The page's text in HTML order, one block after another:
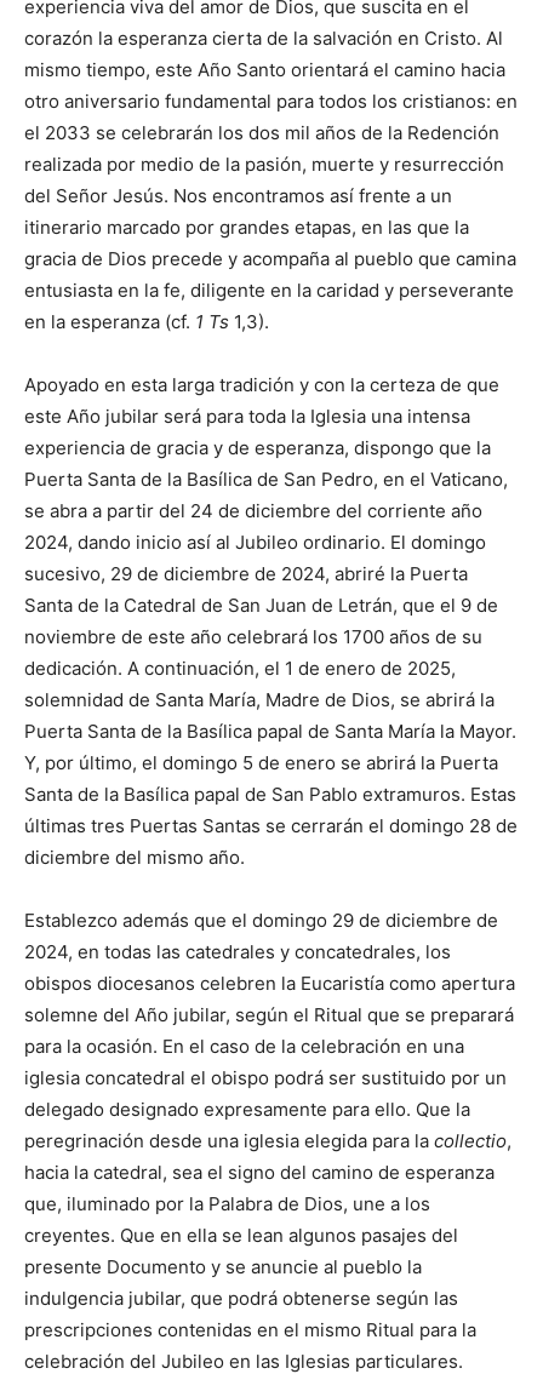
experiencia viva del amor de Dios, que suscita en el
corazón la esperanza cierta de la salvación en Cristo. Al
mismo tiempo, este Año Santo orientará el camino hacia
otro aniversario fundamental para todos los cristianos: en
el 2033 se celebrarán los dos mil años de la Redención
realizada por medio de la pasión, muerte y resurrección
del Señor Jesús. Nos encontramos así frente a un
itinerario marcado por grandes etapas, en las que la
gracia de Dios precede y acompaña al pueblo que camina
entusiasta en la fe, diligente en la caridad y perseverante
en la esperanza (cf. 1 Ts 1,3).
Apoyado en esta larga tradición y con la certeza de que
este Año jubilar será para toda la Iglesia una intensa
experiencia de gracia y de esperanza, dispongo que la
Puerta Santa de la Basílica de San Pedro, en el Vaticano,
se abra a partir del 24 de diciembre del corriente año
2024, dando inicio así al Jubileo ordinario. El domingo
sucesivo, 29 de diciembre de 2024, abriré la Puerta
Santa de la Catedral de San Juan de Letrán, que el 9 de
noviembre de este año celebrará los 1700 años de su
dedicación. A continuación, el 1 de enero de 2025,
solemnidad de Santa María, Madre de Dios, se abrirá la
Puerta Santa de la Basílica papal de Santa María la Mayor.
Y, por último, el domingo 5 de enero se abrirá la Puerta
Santa de la Basílica papal de San Pablo extramuros. Estas
últimas tres Puertas Santas se cerrarán el domingo 28 de
diciembre del mismo año.
Establezco además que el domingo 29 de diciembre de
2024, en todas las catedrales y concatedrales, los
obispos diocesanos celebren la Eucaristía como apertura
solemne del Año jubilar, según el Ritual que se preparará
para la ocasión. En el caso de la celebración en una
iglesia concatedral el obispo podrá ser sustituido por un
delegado designado expresamente para ello. Que la
peregrinación desde una iglesia elegida para la collectio,
hacia la catedral, sea el signo del camino de esperanza
que, iluminado por la Palabra de Dios, une a los
creyentes. Que en ella se lean algunos pasajes del
presente Documento y se anuncie al pueblo la
indulgencia jubilar, que podrá obtenerse según las
prescripciones contenidas en el mismo Ritual para la
celebración del Jubileo en las Iglesias particulares.